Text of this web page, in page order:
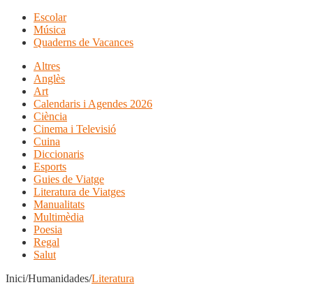
Escolar
Música
Quaderns de Vacances
Altres
Anglès
Art
Calendaris i Agendes 2026
Ciència
Cinema i Televisió
Cuina
Diccionaris
Esports
Guies de Viatge
Literatura de Viatges
Manualitats
Multimèdia
Poesia
Regal
Salut
Inici/Humanidades/Literatura